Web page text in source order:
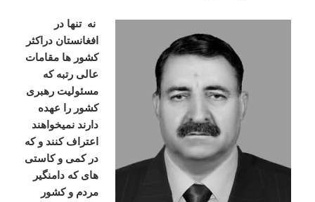
نه تنها در
افغانستان دراکثر
کشور ها مقامات
عالی رتبه که
مسئولیت رهبری
کشور را عهده
دارند نمیخواهند
اعتراف کنند و که
در کمی و کاستی
های که دامنگیر
مردم و کشور